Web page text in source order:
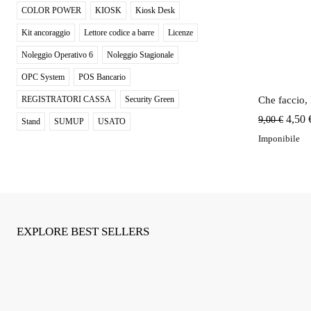
COLOR POWER KIOSK Kiosk Desk
Kit ancoraggio Lettore codice a barre Licenze
Noleggio Operativo 6 Noleggio Stagionale
OPC System POS Bancario
REGISTRATORI CASSA Security Green
Stand SUMUP USATO
Che faccio,
9,00€ Il
prezzo
4,50
Imponibile
EXPLORE BEST SELLERS